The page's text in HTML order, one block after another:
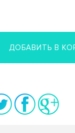
ДОБАВИТЬ В